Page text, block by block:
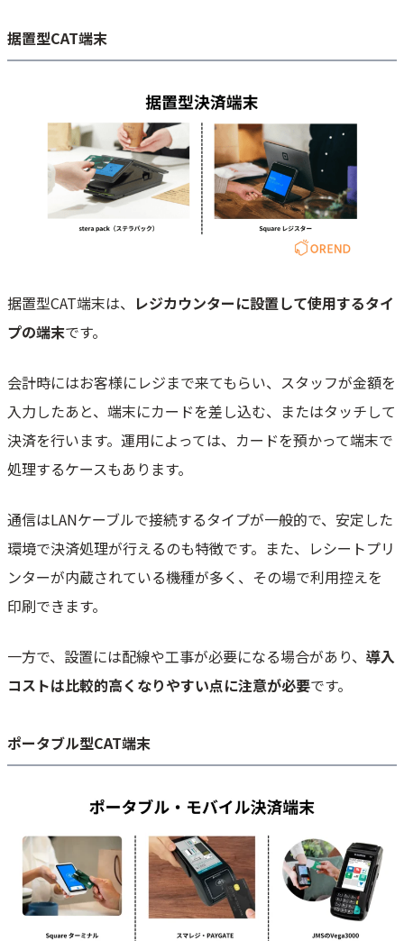
据置型CAT端末
据置型CAT端末は、 レジカウンターに設置して使用するタイ
プの端末です。
会計時にはお客様にレジまで来てもらい、スタッフが金額を
入力したあと、端末にカードを差し込む、またはタッチして
決済を行います。運用によっては、カードを預かって端末で
処理するケースもあります。
通信はLANケーブルで接続するタイプが一般的で、安定した
環境で決済処理が行えるのも特徴です。また、レシートプリ
ンターが内蔵されている機種が多く、その場で利用控えを
印刷できます。
一方で、設置には配線や工事が必要になる場合があり、 導入
コストは比較的高くなりやすい点に注意が必要です。
ポータブル型CAT端末